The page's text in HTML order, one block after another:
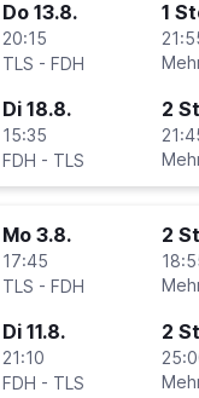
Do 13.8.
20:15
TLS - FDH
1
Di 18.8.
15:35
FDH - TLS
2
Mo 3.8.
17:45
TLS - FDH
2
Di 11.8.
21:10
FDH - TLS
2